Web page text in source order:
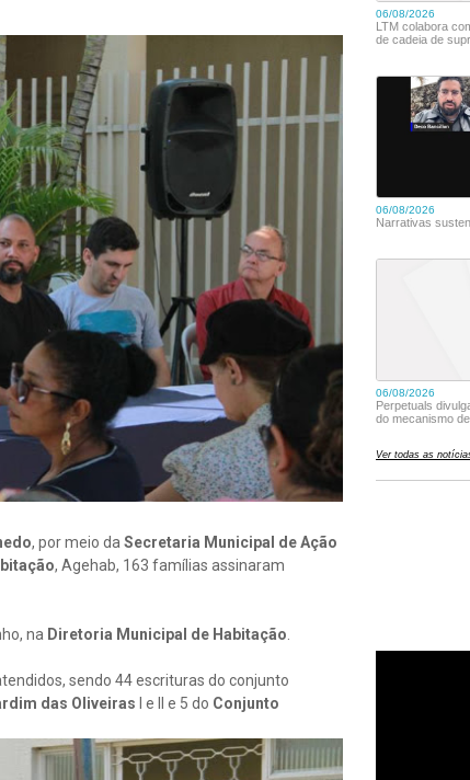
, por meio da Secretaria Municipal de Ação
, Agehab, 163 famílias assinaram
na Diretoria Municipal de Habitação
sendo 44 escrituras do conjunto
das Oliveiras I e II e 5 do Conjunto